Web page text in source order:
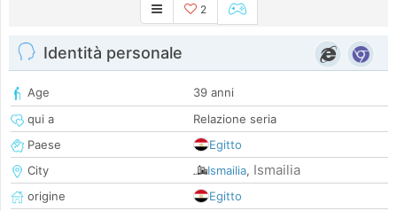
2
Identità personale
Age
39 anni
qui a
Relazione seria
Paese
Egitto
City
Ismailia, Ismailia
origine
Egitto